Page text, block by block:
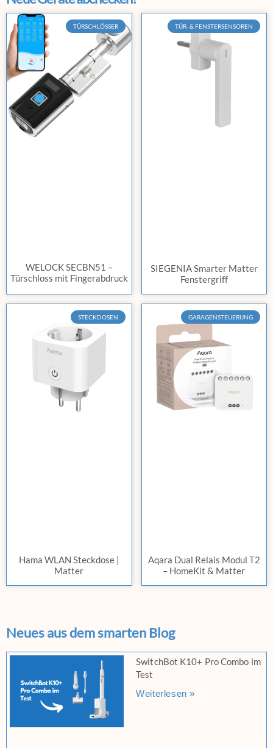
TÜRSCHLÖSSER
WELOCK SECBN51 –
Türschloss mit Fingerabdruck
TÜR- & FENSTERSENSOREN
SIEGENIA Smarter Matter
Fenstergriff
STECKDOSEN
Hama WLAN Steckdose |
Matter
GARAGENSTEUERUNG
Aqara Dual Relais Modul T2
– HomeKit & Matter
Neues aus dem smarten Blog
SwitchBot K10+ Pro Combo im
Test
Weiterlesen »